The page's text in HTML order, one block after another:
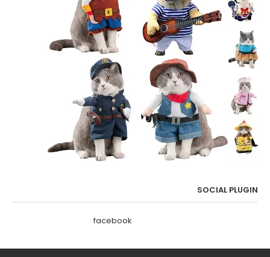
SOCIAL PLUGIN
facebook